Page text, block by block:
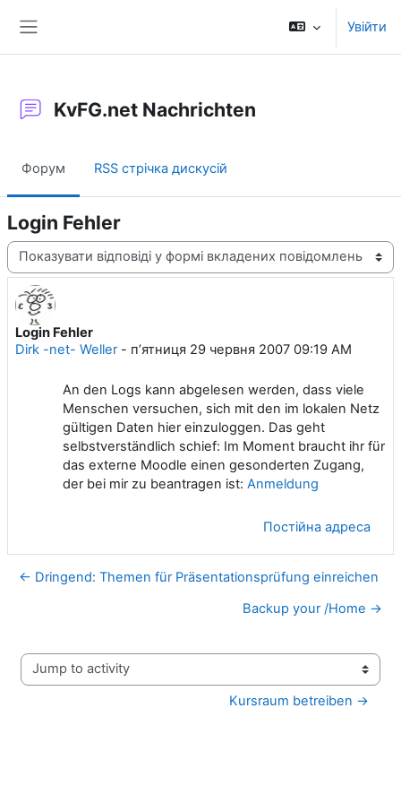
Увійти
KvFG.net Nachrichten
Форум RSS стрічка дискусій
Login Fehler
Тип показу
Login Fehler
Dirk -net- Weller- пʼятниця 29 червня 2007 09:19 AM
Кількість відповідей: 0
An den Logs kann abgelesen werden, dass viele
Menschen versuchen, sich mit den im lokalen Netz
gültigen Daten hier einzuloggen. Das geht
selbstverständlich schief: Im Moment braucht ihr für
das externe Moodle einen gesonderten Zugang,
der bei mir zu beantragen ist: Anmeldung
Постійна адреса
← Dringend: Themen für Präsentationsprüfung einreichen
Backup your /Home →
Jump to activity
Kursraum betreiben →